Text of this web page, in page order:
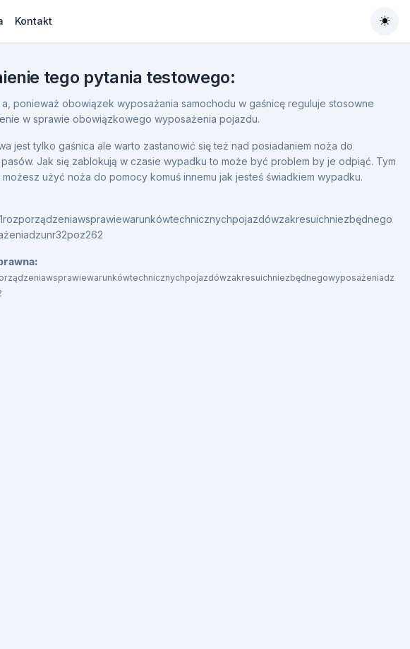
Kontakt
tego pytania testowego:
ponieważ obowiązek wyposażania samochodu w gaśnicę reguluje stosowne
w sprawie obowiązkowego wyposażenia pojazdu.
jest tylko gaśnica ale warto zastanowić się też nad posiadaniem noża do
Jak się zablokują w czasie wypadku to może być problem by je odpiąć. Tym
użyć noża do pomocy komuś innemu jak jesteś świadkiem wypadku.